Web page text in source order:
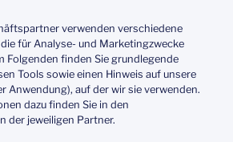
verwenden verschiedene
für Analyse- und Marketingzwecke
Folgenden finden Sie grundlegende
Tools sowie einen Hinweis auf unsere
Anwendung), auf der wir sie verwenden.
dazu finden Sie in den
der jeweiligen Partner.